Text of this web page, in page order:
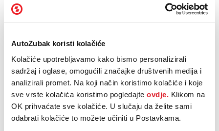
AutoZubak koristi kolačiće
Kolačiće upotrebljavamo kako bismo personalizirali
sadržaj i oglase, omogućili značajke društvenih medija i
analizirali promet. Na koji način koristimo kolačiće i koje
sve vrste kolačića koristimo pogledajte ovdje. Klikom na
OK prihvaćate sve kolačiće. U slučaju da želite sami
odabrati kolačiće to možete učiniti u Postavkama.
Model Redovna cijena
KODIAQ
1.5 TSI DSG
PHEV
45.052 € 4.008 € 41.044 €
KODIAQ
Sportline Plus
1.5 TSI DSG
PHEV
49.353 € 4.684 € 44.669 €